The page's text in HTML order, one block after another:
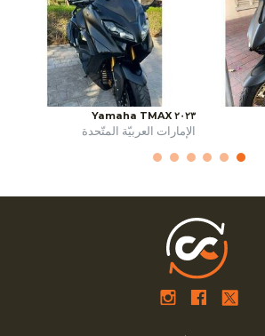
٢٠٢٣ Yamaha TMAX
الإمارات العربيّة المتّحدة